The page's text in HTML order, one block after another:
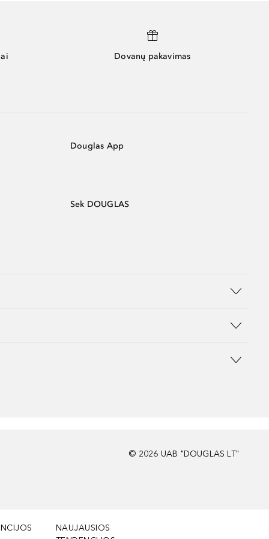
Dovanų pakavimas
Douglas App
Sek DOUGLAS
© 2026 UAB "DOUGLAS LT"
NAUJAUSIOS